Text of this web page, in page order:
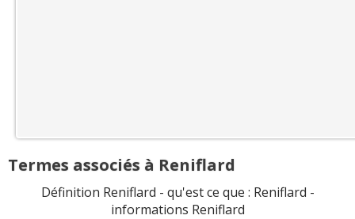
Termes associés à Reniflard
Définition Reniflard - qu'est ce que : Reniflard -
informations Reniflard